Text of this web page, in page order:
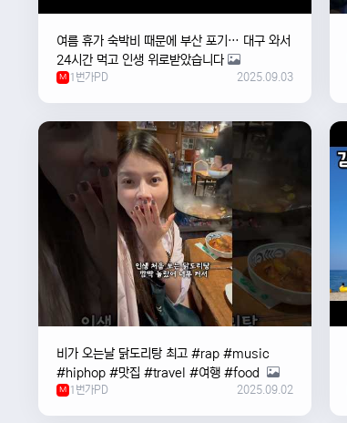
여름 휴가 숙박비 때문에 부산 포기… 대구 와서
24시간 먹고 인생 위로받았습니다
M 1번가PD 2025.09.03
비가 오는날 ￼닭도리탕 최고 #rap #music
#hiphop #맛집 #travel #여행 #food ￼
M 1번가PD 2025.09.02